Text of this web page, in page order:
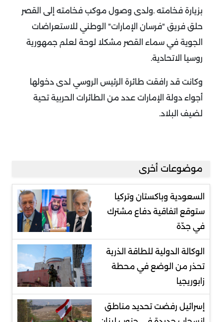
بزيارة فخامته .ولدى وصول موكب فخامته إلى القصر
حلق فريق "فرسان الإمارات" الوطني للاستعراضات
الجوية في سماء القصر مشكلا لوحة لعلم جمهورية
روسيا الاتحادية.
وكانت قد رافقت طائرة الرئيس الروسي لدى دخولها
أجواء دولة الإمارات عدد من الطائرات الحربية تحية
لضيف البلاد.
موضوعات أخرى
السعودية وباكستان وتركيا
ستوقع اتفاقية دفاع مشترك
في جدّة
الوكالة الدولية للطاقة الذرية
تحذر من الوضع في محطة
زابوريجيا
إسرائيل رفضت تحديد مناطق